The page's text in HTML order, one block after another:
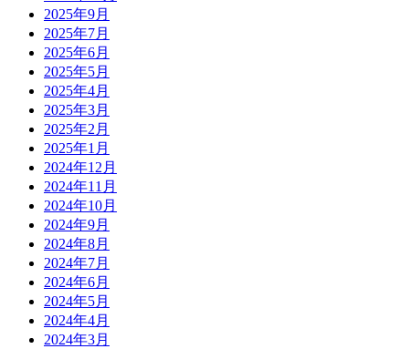
2025年9月
2025年7月
2025年6月
2025年5月
2025年4月
2025年3月
2025年2月
2025年1月
2024年12月
2024年11月
2024年10月
2024年9月
2024年8月
2024年7月
2024年6月
2024年5月
2024年4月
2024年3月